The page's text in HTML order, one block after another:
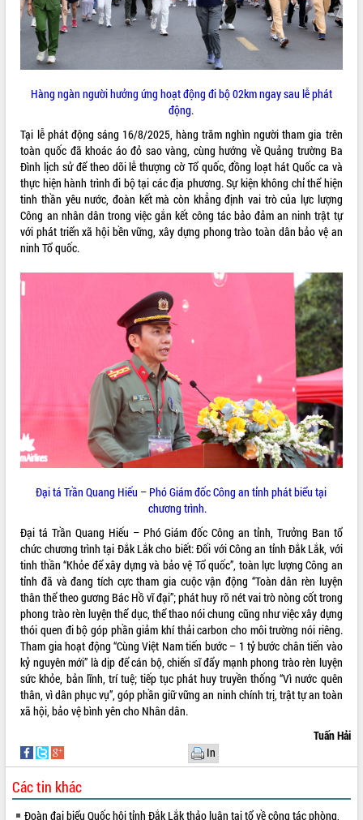
Diễn đàn Kinh tế tư nhân Việt Nam đột
phá cơ chế - Hợp tác công tư
Đề án 06 tạo bước ngoặt đột phá trong
cải cách hành chính tỉnh Đắk Lắk
Kết nối tour, đẩy mạnh chuyển đổi số
để phát triển du lịch Đắk Lắk
tầng kỹ thuật Cụm công nghiệp Tân
Tiến
Gặp mặt các cơ quan báo chí nhân Kỷ
niệm 101 năm Ngày Báo chí Cách
mạng Việt Nam
Đắk Lắk sơ kết 4 năm triển khai thực
hiện Đề án 06 của Chính phủ
Quy hoạch và Xúc tiến đầu tư tỉnh Đắk
Lắk
Khơi thông điểm nghẽn, đẩy nhanh
giải ngân vốn khắc phục thiên tai
HĐND tỉnh thông qua điều chỉnh Quy
hoạch tỉnh thời kỳ 2021-2030
Hội thảo góp ý hồ sơ điều chỉnh quy
hoạch tỉnh Đắk Lắk thời kỳ 2021-2030,
tầm nhìn đến năm 2050
Nâng cao hiệu quả hoạt động của các
doanh nghiệp nhà nước
truyền số liệu chuyên dùng phục vụ cơ
Lễ phát động chuỗi hoạt động chung
tay làm sạch môi trường
Xã Ea Kar bước chuyển mình trong
công tác cải cách hành chính mô hình
mới
UBND tỉnh họp báo định kỳ tháng 4
năm 2026
Hội thảo khoa học “Giải pháp thúc đẩy
phát triển nền kinh tế xanh tại tỉnh
Đắk Lắk”
Tăng cường giám sát, đôn đốc thực
Tháo gỡ những vướng mắc, đẩy mạnh
công tác cải cách thủ tục hành chính
tại Trung tâm Phục vụ hành chính
công tỉnh
Hàng ngàn người hưởng ứng hoạt động đi bộ 02km ngay sau lễ phát
động.
Tại lễ phát động sáng 16/8/2025, hàng trăm nghìn người tham gia trên
toàn quốc đã khoác áo đỏ sao vàng, cùng hướng về Quảng trường Ba
Đình lịch sử để theo dõi lễ thượng cờ Tổ quốc, đồng loạt hát Quốc ca và
thực hiện hành trình đi bộ tại các địa phương. Sự kiện không chỉ thể hiện
tinh thần yêu nước, đoàn kết mà còn khẳng định vai trò của lực lượng
Công an nhân dân trong việc gắn kết công tác bảo đảm an ninh trật tự
với phát triển xã hội bền vững, xây dựng phong trào toàn dân bảo vệ an
ninh Tổ quốc.
Đại tá Trần Quang Hiếu – Phó Giám đốc Công an tỉnh phát biểu tại
chương trình.
Đại tá Trần Quang Hiếu – Phó Giám đốc Công an tỉnh, Trưởng Ban tổ
chức chương trình tại Đắk Lắk cho biết: Đối với Công an tỉnh Đắk Lắk, với
tinh thần “Khỏe để xây dựng và bảo vệ Tổ quốc”, toàn lực lượng Công an
tỉnh đã và đang tích cực tham gia cuộc vận động “Toàn dân rèn luyện
thân thể theo gương Bác Hồ vĩ đại”; phát huy rõ nét vai trò nòng cốt trong
phong trào rèn luyện thể dục, thể thao nói chung cũng như việc xây dựng
thói quen đi bộ góp phần giảm khí thải carbon cho môi trường nói riêng.
Tham gia hoạt động “Cùng Việt Nam tiến bước – 1 tỷ bước chân tiến vào
kỷ nguyên mới” là dịp để cán bộ, chiến sĩ đẩy mạnh phong trào rèn luyện
sức khỏe, bản lĩnh, trí tuệ; tiếp tục phát huy truyền thống “Vì nước quên
thân, vì dân phục vụ”, góp phần giữ vững an ninh chính trị, trật tự an toàn
xã hội, bảo vệ bình yên cho Nhân dân.
Tuấn Hải
In
Các tin khác
Đoàn đại biểu Quốc hội tỉnh Đắk Lắk thảo luận tại tổ về công tác phòng,